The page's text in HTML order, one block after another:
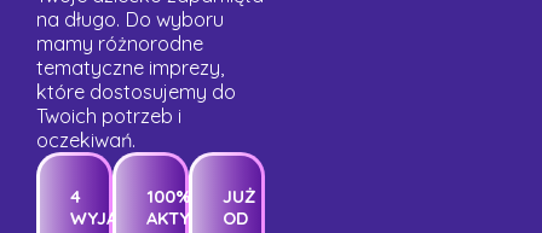
na długo. Do wyboru
mamy różnorodne
tematyczne imprezy,
które dostosujemy do
Twoich potrzeb i
oczekiwań.
4
WYJĄTKOWE
100%
AKTYWNEJ
JUŻ
OD